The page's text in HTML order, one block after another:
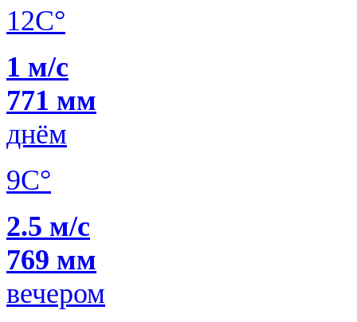
12C°
1 м/с
771 мм
днём
9C°
2.5 м/с
769 мм
вечером